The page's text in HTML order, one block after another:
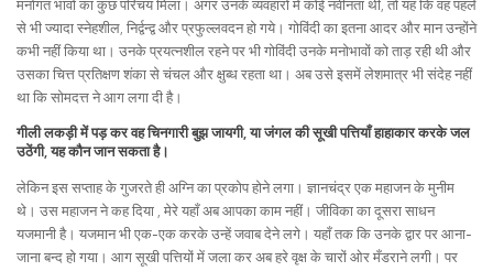
मनोगत भावों का कुछ परिचय मिला। अगर उनके व्यवहारों में कोई नवीनता थी, तो यह कि वह पहले
से भी ज्यादा स्नेहशील, निर्द्वन्द्व और प्रफुल्लवदन हो गये। गोविंदी का इतना आदर और मान उन्होंने
कभी नहीं किया था। उनके प्रयत्नशील रहने पर भी गोविंदी उनके मनोभावों को ताड़ रही थी और
उसका चित्त प्रतिक्षण शंका से चंचल और क्षुब्ध रहता था। अब उसे इसमें लेशमात्र भी संदेह नहीं
था कि सोमदत्त ने आग लगा दी है।
गीली लकड़ी में पड़ कर वह चिनगारी बुझ जायगी, या जंगल की सूखी पत्तियाँ हाहाकार करके जल
उठेंगी, यह कौन जान सकता है।
लेकिन इस सप्ताह के गुजरते ही अग्नि का प्रकोप होने लगा। ज्ञानचंद्र एक महाजन के मुनीम
थे। उस महाजन ने कह दिया , मेरे यहाँ अब आपका काम नहीं। जीविका का दूसरा साधन
यजमानी है। यजमान भी एक-एक करके उन्हें जवाब देने लगे। यहाँ तक कि उनके द्वार पर आना-
जाना बन्द हो गया। आग सूखी पत्तियों में जला कर अब हरे वृक्ष के चारों ओर मँडराने लगी। पर